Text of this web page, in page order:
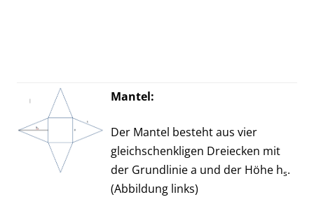
Mantel:
Der Mantel besteht aus vier
gleichschenkligen Dreiecken mit
der Grundlinie a und der Höhe hs.
(Abbildung links)